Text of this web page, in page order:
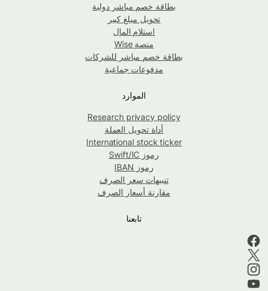
بطاقة خصم مباشر دولية
تحويل مبلغ كبير
استلام المال
منصة Wise
بطاقة خصم مباشر للشركات
مدفوعات جماعية
الموارد
Research privacy policy
أداة تحويل العملة
International stock ticker
رموز Swift/IC
رموز IBAN
تنبيهات سعر الصرف
مقارنة أسعار الصرف
تابعنا